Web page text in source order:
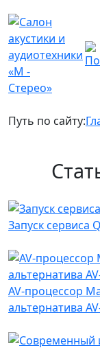
Путь по сайту:
Запуск сервиса
AV-процессор
альтернатива